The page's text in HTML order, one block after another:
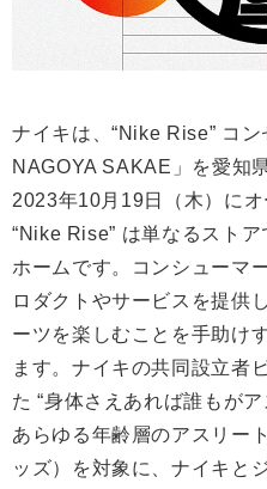
ナイキは、“Nike Rise” コ
NAGOYA SAKAE」を愛知
2023年10月19日（木）にオ
“Nike Rise” は単なるスト
ホームです。コンシューマ
ロダクトやサービスを提供
ーツを楽しむことを手助け
ます。ナイキの共同設立者
た “身体さえあれば誰もが
あらゆる年齢層のアスリー
ッズ）を対象に、ナイキと